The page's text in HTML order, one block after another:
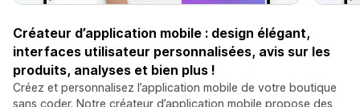
Créateur d’application mobile : design élégant,
interfaces utilisateur personnalisées, avis sur les
produits, analyses et bien plus !
Créez et personnalisez l’application mobile de votre boutique
sans coder. Notre créateur d’application mobile propose des